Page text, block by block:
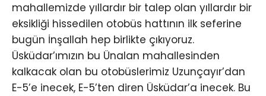
mahallemizde yıllardır bir talep olan yıllardır bir
eksikliği hissedilen otobüs hattının ilk seferine
bugün İnşallah hep birlikte çıkıyoruz.
Üsküdar’ımızın bu Ünalan mahallesinden
kalkacak olan bu otobüslerimiz Uzunçayır’dan
E-5’e inecek, E-5’ten diren Üsküdar’a inecek. Bu